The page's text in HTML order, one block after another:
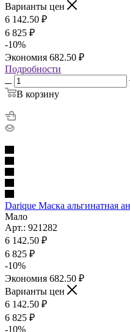
Варианты цен
6 142.50 ₽
6 825 ₽
-10%
Экономия 682.50 ₽
Подробности
В корзину
Darique Маска альгинатная
Мало
Арт.: 921282
6 142.50 ₽
6 825 ₽
-10%
Экономия 682.50 ₽
Варианты цен
6 142.50 ₽
6 825 ₽
-10%